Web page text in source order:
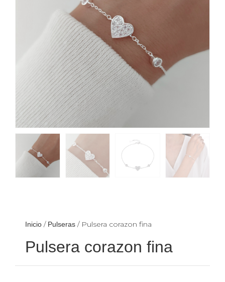
Inicio / Pulseras / Pulsera corazon fina
Pulsera corazon fina